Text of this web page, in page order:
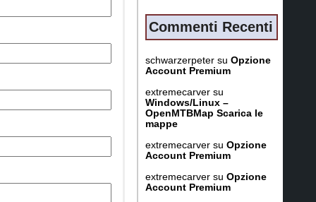
Commenti Recenti
schwarzerpeter su Opzione
Account Premium
extremecarver su
Windows/Linux –
OpenMTBMap Scarica le
mappe
extremecarver su Opzione
Account Premium
extremecarver su Opzione
Account Premium